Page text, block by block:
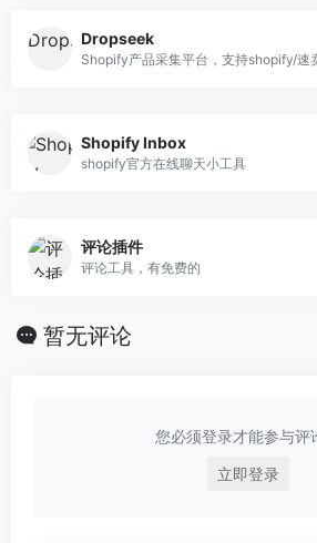
Dropseek
Shopify产品采集平台，支持shopify/速
Shopify Inbox
shopify官方在线聊天小工具
评论插件
评论工具，有免费的
暂无评论
您必须登录才能参与评
立即登录